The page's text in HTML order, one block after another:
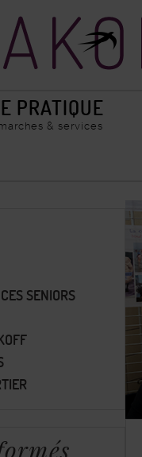
PRATIQUE
& services
SENIORS